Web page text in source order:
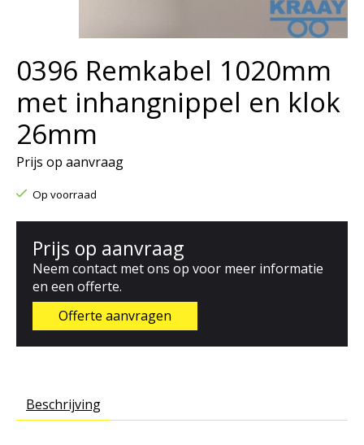
0396 Remkabel 1020mm
met inhangnippel en klok
26mm
Prijs op aanvraag
Op voorraad
Prijs op aanvraag
Neem contact met ons op voor meer informatie
en een offerte.
Offerte aanvragen
Beschrijving